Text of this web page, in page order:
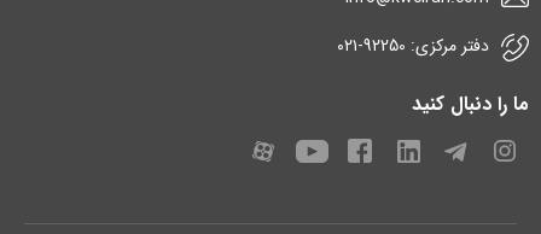
دفتر مرکزی: 92250-۰۲۱
ما را دنبال کنید